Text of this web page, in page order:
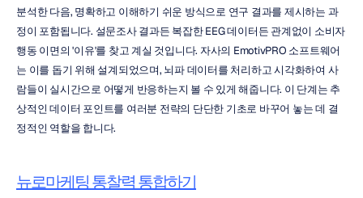
분석한 다음, 명확하고 이해하기 쉬운 방식으로 연구 결과를 제시하는 과
정이 포함됩니다. 설문조사 결과든 복잡한 EEG 데이터든 관계없이 소비자
행동 이면의 '이유'를 찾고 계실 것입니다. 자사의 EmotivPRO 소프트웨어
는 이를 돕기 위해 설계되었으며, 뇌파 데이터를 처리하고 시각화하여 사
람들이 실시간으로 어떻게 반응하는지 볼 수 있게 해줍니다. 이 단계는 추
상적인 데이터 포인트를 여러분 전략의 단단한 기초로 바꾸어 놓는 데 결
정적인 역할을 합니다.
뉴로마케팅 통찰력 통합하기